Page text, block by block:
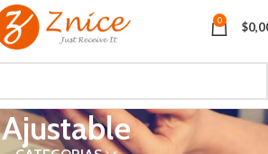
0 $
Ajustable